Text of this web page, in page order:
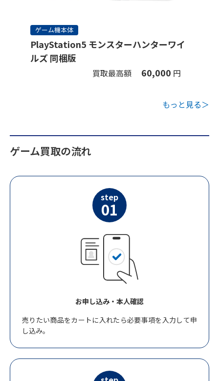
ゲーム機本体
PlayStation5 モンスターハンターワイ
ルズ 同梱版
買取最高額 60,000 円
もっと見る＞
ゲーム買取の流れ
step
01
お申し込み・本人確認
売りたい商品をカートに入れたら必要事項を入力して申
し込み。